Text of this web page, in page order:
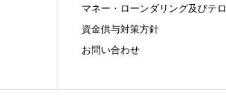
マネー・ローンダリング及びテロ
資金供与対策方針
お問い合わせ